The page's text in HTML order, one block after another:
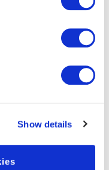
Show details
der Schweiz